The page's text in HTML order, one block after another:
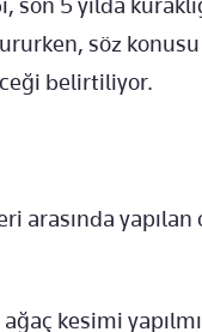
5 yılda
söz
belirtiliyor.
arasında yapılan
kesimi